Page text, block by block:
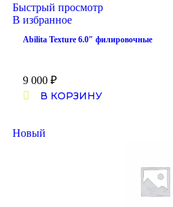
Быстрый просмотр
В избранное
Abilita Texture 6.0″ филировочные
9 000 ₽
В КОРЗИНУ
Новый